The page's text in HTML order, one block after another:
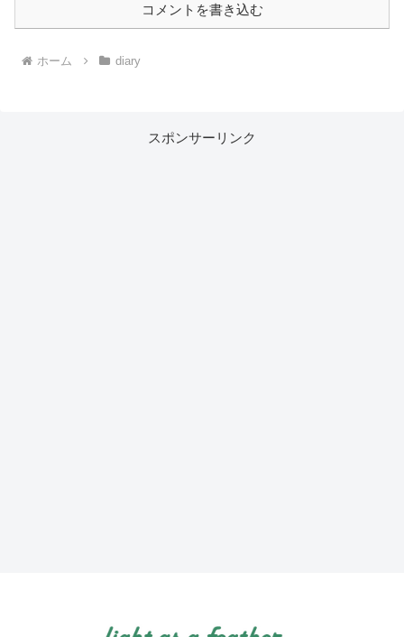
コメントを書き込む
ホーム diary
スポンサーリンク